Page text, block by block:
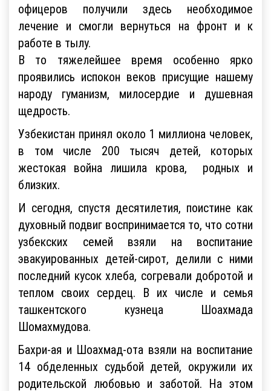
офицеров получили здесь необходимое
лечение и смогли вернуться на фронт и к
работе в тылу.
В то тяжелейшее время особенно ярко
проявились испокон веков присущие нашему
народу гуманизм, милосердие и душевная
щедрость.
Узбекистан принял около 1 миллиона человек,
в том числе 200 тысяч детей, которых
жестокая война лишила крова, родных и
близких.
И сегодня, спустя десятилетия, поистине как
духовный подвиг воспринимается то, что сотни
узбекских семей взяли на воспитание
эвакуированных детей-сирот, делили с ними
последний кусок хлеба, согревали добротой и
теплом своих сердец. В их числе и семья
ташкентского кузнеца Шоахмада
Шомахмудова.
Бахри-ая и Шоахмад-ота взяли на воспитание
14 обделенных судьбой детей, окружили их
родительской любовью и заботой. На этом